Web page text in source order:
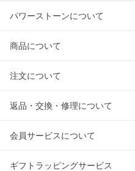
パワーストーンについて
商品について
注文について
返品・交換・修理について
会員サービスについて
ギフトラッピングサービス